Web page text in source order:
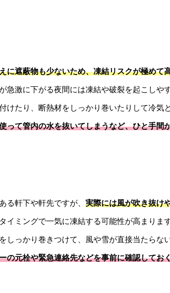
に遮蔽物も少ないため、凍結リスクが極めて
激に下がる夜間には凍結や破裂を起こしや
たり、断熱材をしっかり巻いたりして冷気
って管内の水を抜いてしまうなど、ひと手間
る軒下や軒先ですが、 実際には風が吹き抜け
ミングで一気に凍結する可能性が高まります
っかり巻きつけて、風や雪が直接当たらな
の元栓や緊急連絡先などを事前に確認してお